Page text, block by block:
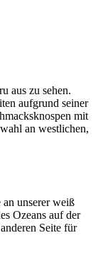
aus zu sehen.
aufgrund seiner
mit
an westlichen,
unserer weiß
Ozeans auf der
Seite für